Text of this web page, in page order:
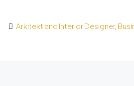
Arkitekt and Interior Designer,